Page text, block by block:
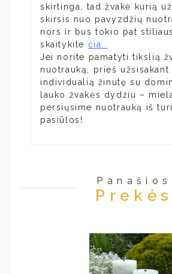
skirtinga, tad žvakė kurią
skirsis nuo pavyzdžių
nors ir bus tokio pat
skaitykite čia.
Jei norite pamatyti tikslią
nuotrauką, prieš užsisakant
individualią žinutę su
lauko žvakės dydžiu –
persiųsime nuotrauką iš
pasiūlos!
Panašios
Prekės